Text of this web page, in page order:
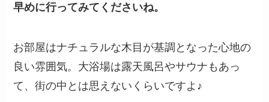
早めに行ってみてくださいね。
お部屋はナチュラルな木目が基調となった心地の
良い雰囲気。大浴場は露天風呂やサウナもあっ
て、街の中とは思えないくらいですよ♪